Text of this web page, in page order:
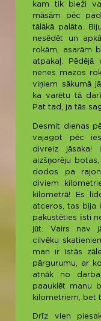
kam tik bieži
māsām pēc
tālākā palāta.
nesēdēt un
rokām, asarām
atpakaļ. Pēdējā
nenes mazos
viņiem sākumā
ka varētu tā
Pat tad, ja tās
Desmit dienas
vajagot pēc
divreiz jāsaka!
aizšņorēju
dodos pa
diviem
kilometrā! Es
atceros, tas bija
pakustēties īsti
jūt. Vairs nav
cilvēku
man ir īstās
pārgurumu, ar
atnāk no
paauklēt manu
kilometriem, bet
Drīz vien